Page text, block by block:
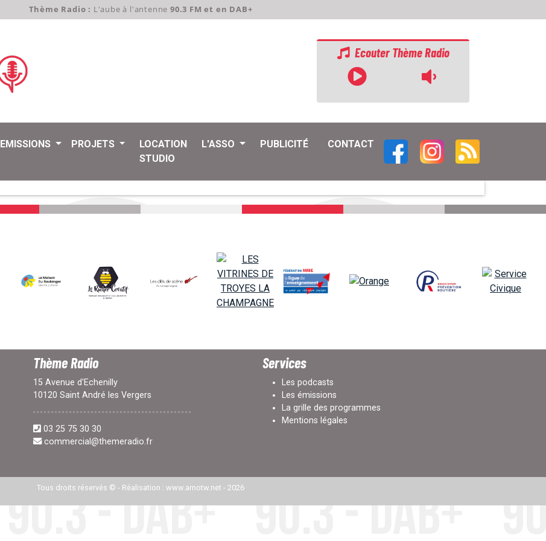
Thème Radio : L'aube à l'antenne 90.3 FM et en DAB+
Ecouter Thème Radio
EMISSIONS PROJETS
LOCATION
STUDIO
L'ASSO PUBLICITÉ CONTACT
Thème Radio
15 Avenue d'Echenilly
10120 Saint André les Vergers
03 25 75 30 30
commercial@themeradio.fr
Services
Les podcasts
Les émissions
La grille des programmes
Mentions légales
Tous droits réservés © - Réalisation : www.arnotw.net - 2026